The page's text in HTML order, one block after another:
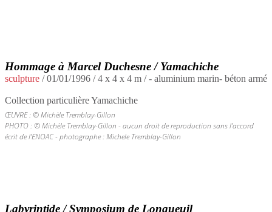
Hommage à Marcel Duchesne / Yamachiche
sculpture /01/01/1996 / 4 x 4 x 4 m / - aluminium marin- béton armé
Collection particulière Yamachiche
ŒUVRE : © Michèle Tremblay-Gillon
PHOTO : © Michèle Tremblay-Gillon - aucun droit de reproduction sans l’accord
écrit de l’ENOAC - photographe : Michele Tremblay-Gillon
Labyrintide / Symposium de Longueuil